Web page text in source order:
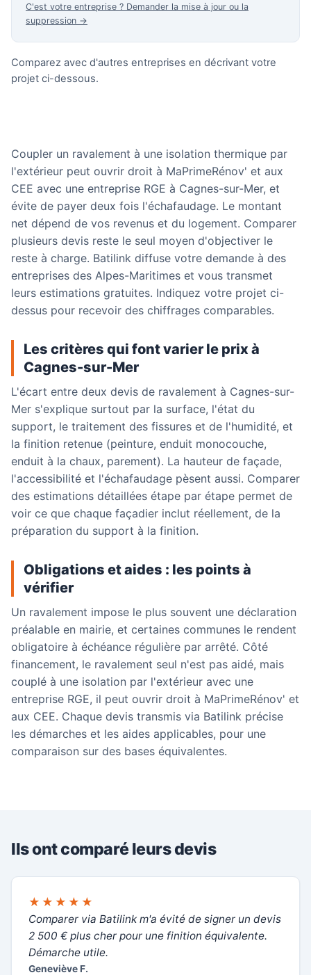
C'est votre entreprise ? Demander la mise à jour ou la
suppression →
Comparez avec d'autres entreprises en décrivant votre
projet ci-dessous.
Coupler un ravalement à une isolation thermique par
l'extérieur peut ouvrir droit à MaPrimeRénov' et aux
CEE avec une entreprise RGE à Cagnes-sur-Mer, et
évite de payer deux fois l'échafaudage. Le montant
net dépend de vos revenus et du logement. Comparer
plusieurs devis reste le seul moyen d'objectiver le
reste à charge. Batilink diffuse votre demande à des
entreprises des Alpes-Maritimes et vous transmet
leurs estimations gratuites. Indiquez votre projet ci-
dessus pour recevoir des chiffrages comparables.
Les critères qui font varier le prix à
Cagnes-sur-Mer
L'écart entre deux devis de ravalement à Cagnes-sur-
Mer s'explique surtout par la surface, l'état du
support, le traitement des fissures et de l'humidité, et
la finition retenue (peinture, enduit monocouche,
enduit à la chaux, parement). La hauteur de façade,
l'accessibilité et l'échafaudage pèsent aussi. Comparer
des estimations détaillées étape par étape permet de
voir ce que chaque façadier inclut réellement, de la
préparation du support à la finition.
Obligations et aides : les points à
vérifier
Un ravalement impose le plus souvent une déclaration
préalable en mairie, et certaines communes le rendent
obligatoire à échéance régulière par arrêté. Côté
financement, le ravalement seul n'est pas aidé, mais
couplé à une isolation par l'extérieur avec une
entreprise RGE, il peut ouvrir droit à MaPrimeRénov' et
aux CEE. Chaque devis transmis via Batilink précise
les démarches et les aides applicables, pour une
comparaison sur des bases équivalentes.
Ils ont comparé leurs devis
★★★★★
Comparer via Batilink m'a évité de signer un devis
2 500 € plus cher pour une finition équivalente.
Démarche utile.
Geneviève F.